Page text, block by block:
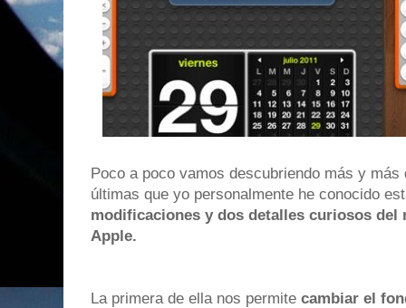
Poco a poco vamos descubriendo más y
últimas que yo personalmente he conocido
modificaciones y dos detalles curiosos del
Apple.
La primera de ella nos permite cambiar el